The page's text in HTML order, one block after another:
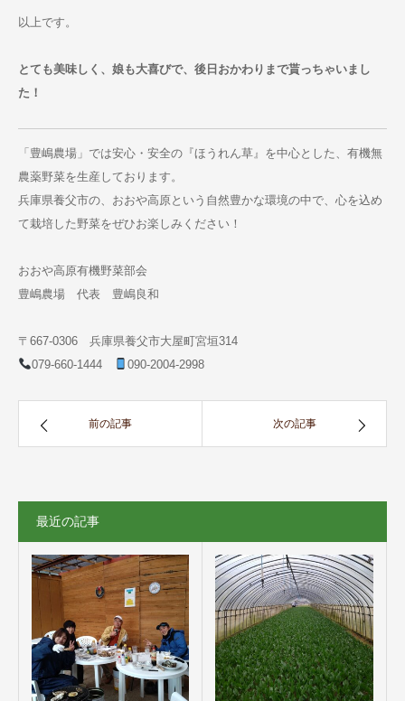
以上です。
とても美味しく、娘も大喜びで、後日おかわりまで貰っちゃいまし
た！
「豊嶋農場」では安心・安全の『ほうれん草』を中心とした、有機無
農薬野菜を生産しております。
兵庫県養父市の、おおや高原という自然豊かな環境の中で、心を込め
て栽培した野菜をぜひお楽しみください！
おおや高原有機野菜部会
豊嶋農場 代表 豊嶋良和
〒667-0306 兵庫県養父市大屋町宮垣314
079-660-1444
090-2004-2998
前の記事 次の記事
最近の記事